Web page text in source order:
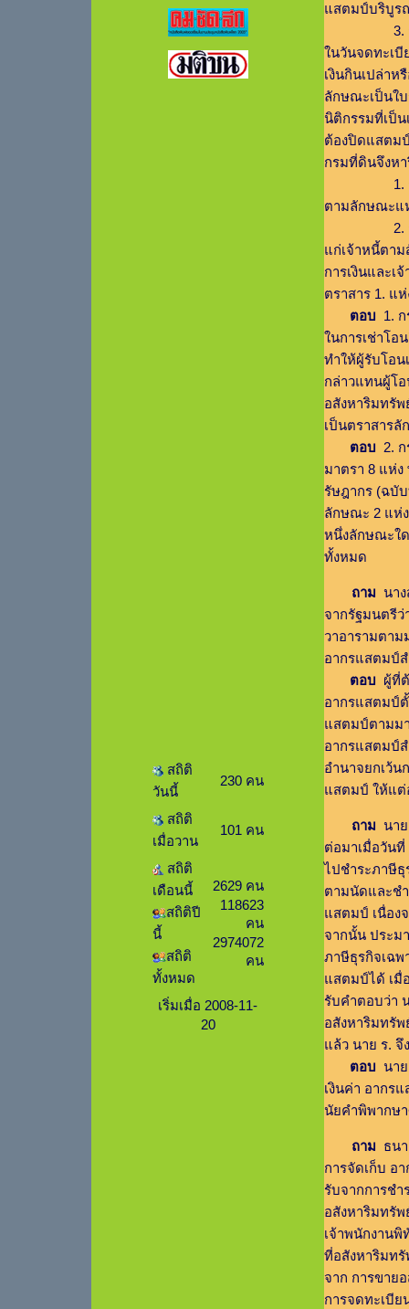
สถิติ
วันนี้
230 คน
สถิติ
เมื่อวาน
101 คน
สถิติ
เดือนนี้
สถิติปี
นี้
สถิติ
ทั้งหมด
2629 คน
118623
คน
2974072
คน
เริ่มเมื่อ 2008-11-
20
แสตมป์บริบูร
3. กรณีการ
ในวันจดทะเบี
เงินกินเปล่าห
ลักษณะเป็นใ
นิติกรรมที่เป็
ต้องปิดแสตม
กรมที่ดินจึงหา
1. การจดท
ตามลักษณะแ
2. การได้รั
แก่เจ้าหนี้ตา
การเงินและ
ตราสาร 1. แ
ตอบ 1.
ในการเช่าโอ
ทำให้ผู้รับโอน
กล่าวแทนผู้โอ
อสังหาริมทรัพ
เป็นตราสาร
ตอบ 2.
มาตรา 8 แห่ง
รัษฎากร (ฉบั
ลักษณะ 2 แห่
หนึ่งลักษณะใ
ทั้งหมด
ถาม นา
จากรัฐมนตรี
วาอารามตาม
อากรแสตมป์
ตอบ ผู้ที่
อากรแสตมป์
แสตมป์ตามม
อากรแสตมป์
อำนาจยกเว้
แสตมป์ ให้แต่
ถาม นา
ต่อมาเมื่อวันที่
ไปชำระภาษีธุ
ตามนัดและช
แสตมป์ เนื่อง
จากนั้น ประม
ภาษีธุรกิจเฉพ
แสตมป์ได้ เมื่
รับคำตอบว่า
อสังหาริมทรั
แล้ว นาย ร. จึ
ตอบ นา
เงินค่า อากร
นัยคำพิพากษา
ถาม ธน
การจัดเก็บ อ
รับจากการชำ
อสังหาริมทรั
เจ้าพนักงาน
ที่อสังหาริมทรั
จาก การขาย
การจดทะเบีย